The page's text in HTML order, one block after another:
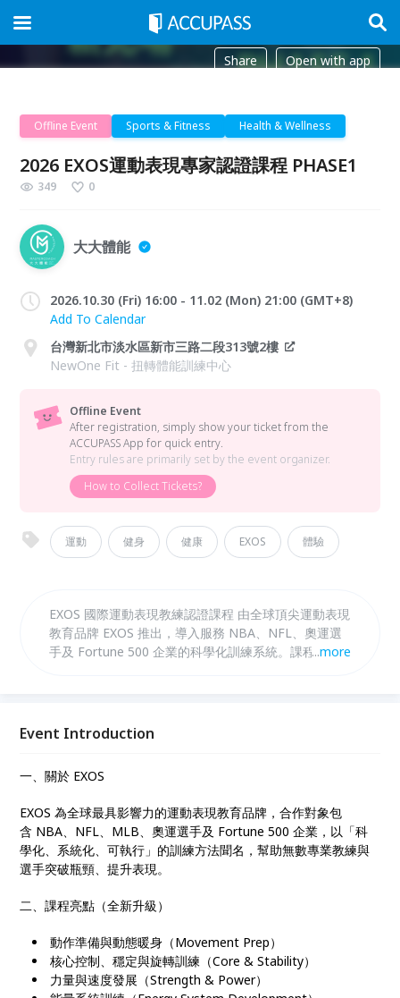
Share Open with app
Offline Event Sports & Fitness Health & Wellness
2026 EXOS運動表現專家認證課程 PHASE1
349 0
大大體能
2026.10.30 (Fri) 16:00 - 11.02 (Mon) 21:00 (GMT+8)
Add To Calendar
台灣新北市淡水區新市三路二段313號2樓
NewOne Fit - 扭轉體能訓練中心
Offline Event
After registration, simply show your ticket from the
ACCUPASS App for quick entry.
Entry rules are primarily set by the event organizer.
How to Collect Tickets?
運動 健身 健康 EXOS 體驗
EXOS 國際運動表現教練認證課程 由全球頂尖運動表現
教育品牌 EXOS 推出，導入服務 NBA、NFL、奧運選
手及 Fortune 500 企業的科學化訓練系統。課程涵蓋
段，由 EXOS 國際講師團與 Denis Login 授課，完成
...more
Event Introduction
一、關於 EXOS
EXOS 為全球最具影響力的運動表現教育品牌，合作對象包
含 NBA、NFL、MLB、奧運選手及 Fortune 500 企業，以「科
學化、系統化、可執行」的訓練方法聞名，幫助無數專業教練與
選手突破瓶頸、提升表現。
二、課程亮點（全新升級）
動作準備與動態暖身（Movement Prep）
核心控制、穩定與旋轉訓練（Core & Stability）
力量與速度發展（Strength & Power）